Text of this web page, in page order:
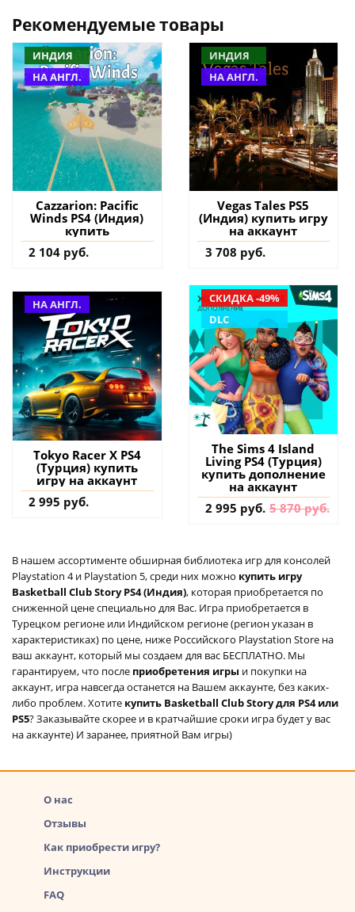
Рекомендуемые товары
ИНДИЯ
НА АНГЛ.
Cazzarion: Pacific
Winds PS4 (Индия)
купить
2 104 руб.
ИНДИЯ
НА АНГЛ.
Vegas Tales PS5
(Индия) купить игру
на аккаунт
3 708 руб.
НА АНГЛ.
Tokyo Racer X PS4
(Турция) купить
игру на аккаунт
2 995 руб.
СКИДКА -49%
DLC
The Sims 4 Island
Living PS4 (Турция)
купить дополнение
на аккаунт
2 995 руб. 5 870 руб.
В нашем ассортименте обширная библиотека игр для консолей
Playstation 4 и Playstation 5, среди них можно купить игру
Basketball Club Story PS4 (Индия), которая приобретается по
сниженной цене специально для Вас. Игра приобретается в
Турецком регионе или Индийском регионе (регион указан в
характеристиках) по цене, ниже Российского Playstation Store на
ваш аккаунт, который мы создаем для вас БЕСПЛАТНО. Мы
гарантируем, что после приобретения игры и покупки на
аккаунт, игра навсегда останется на Вашем аккаунте, без каких-
либо проблем. Хотите купить Basketball Club Story для PS4 или
PS5? Заказывайте скорее и в кратчайшие сроки игра будет у вас
на аккаунте) И заранее, приятной Вам игры)
О нас
Отзывы
Как приобрести игру?
Инструкции
FAQ